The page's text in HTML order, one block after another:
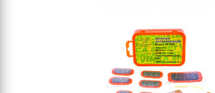
Ножной